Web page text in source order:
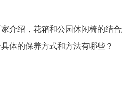
介绍，花箱和公园休闲椅的结
体的保养方式和方法有哪些？